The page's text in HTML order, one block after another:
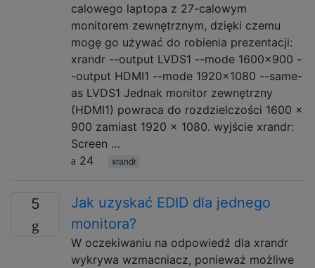
calowego laptopa z 27-calowym
monitorem zewnętrznym, dzięki czemu
mogę go używać do robienia prezentacji:
xrandr --output LVDS1 --mode 1600x900 -
-output HDMI1 --mode 1920x1080 --same-
as LVDS1 Jednak monitor zewnętrzny
(HDMI1) powraca do rozdzielczości 1600 x
900 zamiast 1920 x 1080. wyjście xrandr:
Screen …
24
xrandr
5
Jak uzyskać EDID dla jednego
monitora?
W oczekiwaniu na odpowiedź dla xrandr
wykrywa wzmacniacz, ponieważ możliwe